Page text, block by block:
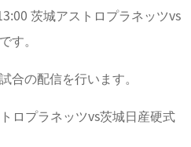
茨城アストロプラネッツvs
す。
合の配信を行います。
ロプラネッツvs茨城日産硬式